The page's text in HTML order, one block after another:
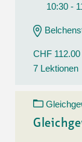
10:30 -
CHF 112.00
7 Lektionen